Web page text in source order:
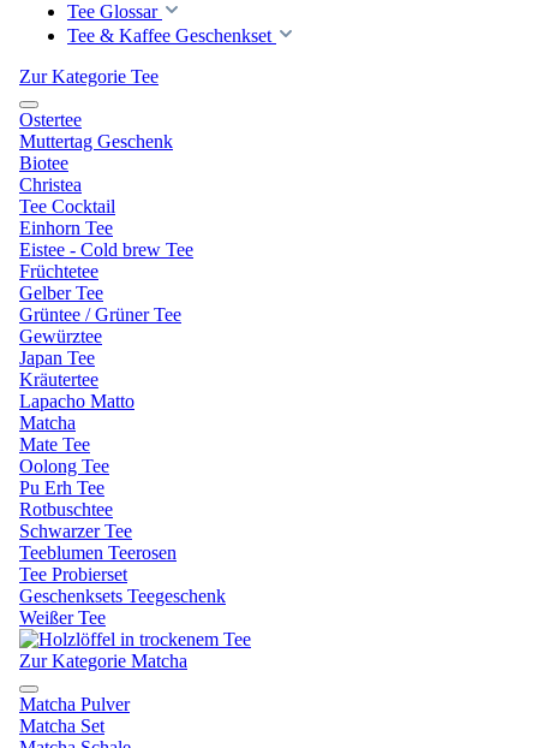
Tee Glossar
Tee & Kaffee Geschenkset
Zur Kategorie Tee
Ostertee
Muttertag Geschenk
Biotee
Christea
Tee Cocktail
Einhorn Tee
Eistee - Cold brew Tee
Früchtetee
Gelber Tee
Grüntee / Grüner Tee
Gewürztee
Japan Tee
Kräutertee
Lapacho Matto
Matcha
Mate Tee
Oolong Tee
Pu Erh Tee
Rotbuschtee
Schwarzer Tee
Teeblumen Teerosen
Tee Probierset
Geschenksets Teegeschenk
Weißer Tee
Zur Kategorie Matcha
Matcha Pulver
Matcha Set